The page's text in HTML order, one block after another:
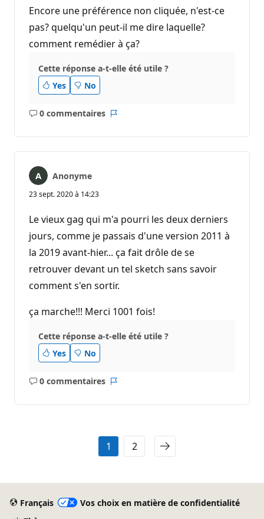
Encore une préférence non cliquée, n'est-ce
pas? quelqu'un peut-il me dire laquelle?
comment remédier à ça?
Cette réponse a-t-elle été utile ?
Yes
No
0 commentaires
Aucun
Rapport
Anonyme
23 sept. 2020 à 14:23
Le vieux gag qui m'a pourri les deux derniers
jours, comme je passais d'une version 2011 à
la 2019 avant-hier... ça fait drôle de se
retrouver devant un tel sketch sans savoir
comment s'en sortir.
ça marche!!! Merci 1001 fois!
Cette réponse a-t-elle été utile ?
Yes
No
0 commentaires
Aucun
Rapport
1 2
Français
Vos choix en matière de confidentialité